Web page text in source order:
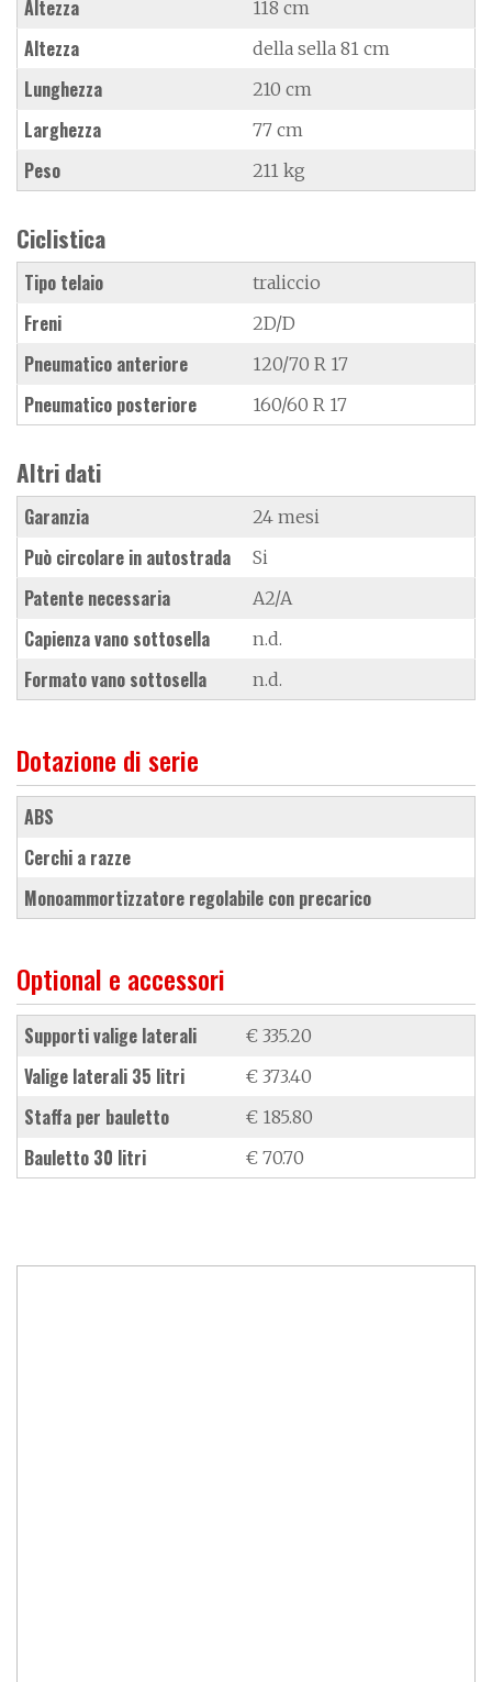
Altezza 118 cm
Altezza della sella 81 cm
Lunghezza 210 cm
Larghezza 77 cm
Peso 211 kg
Ciclistica
Tipo telaio traliccio
Freni 2D/D
Pneumatico anteriore 120/70 R 17
Pneumatico posteriore 160/60 R 17
Altri dati
Garanzia 24 mesi
Può circolare in autostrada Si
Patente necessaria A2/A
Capienza vano sottosella n.d.
Formato vano sottosella n.d.
Dotazione di serie
ABS
cerchi a razze
monoammortizzatore regolabile con precarico
Optional e accessori
supporti valige laterali € 335.20
valige laterali 35 litri € 373.40
staffa per bauletto € 185.80
bauletto 30 litri € 70.70